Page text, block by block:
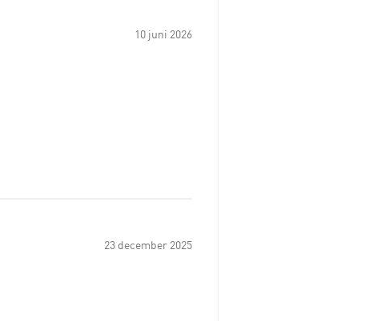
10 juni 2026
23 december 2025